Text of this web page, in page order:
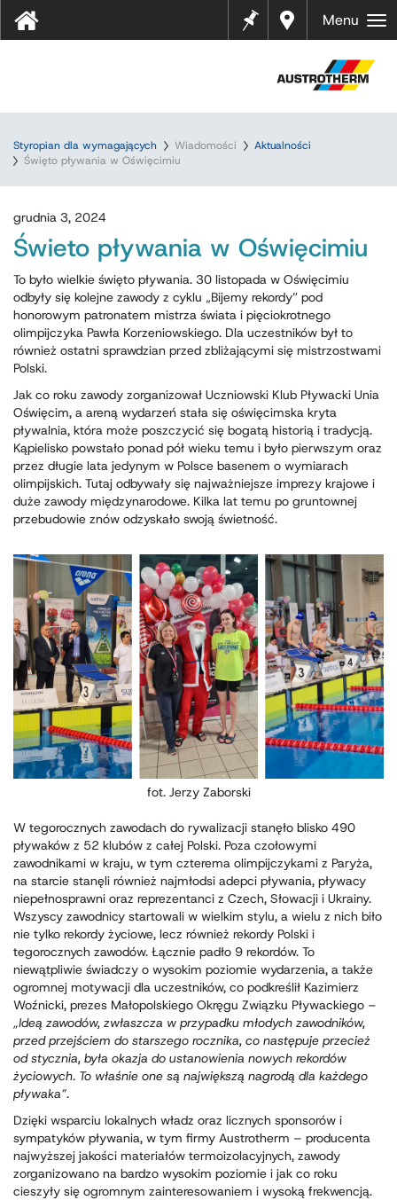
Gdzie
kupić
Notes
Menu
Styropian dla wymagających Wiadomości
Aktualności
Święto pływania w Oświęcimiu
grudnia 3, 2024
Świeto pływania w Oświęcimiu
To było wielkie święto pływania. 30 listopada w Oświęcimiu
odbyły się kolejne zawody z cyklu „Bijemy rekordy” pod
honorowym patronatem mistrza świata i pięciokrotnego
olimpijczyka Pawła Korzeniowskiego. Dla uczestników był to
również ostatni sprawdzian przed zbliżającymi się mistrzostwami
Polski.
Jak co roku zawody zorganizował Uczniowski Klub Pływacki Unia
Oświęcim, a areną wydarzeń stała się oświęcimska kryta
pływalnia, która może poszczycić się bogatą historią i tradycją.
Kąpielisko powstało ponad pół wieku temu i było pierwszym oraz
przez długie lata jedynym w Polsce basenem o wymiarach
olimpijskich. Tutaj odbywały się najważniejsze imprezy krajowe i
duże zawody międzynarodowe. Kilka lat temu po gruntownej
przebudowie znów odzyskało swoją świetność.
fot. Jerzy Zaborski
W tegorocznych zawodach do rywalizacji stanęło blisko 490
pływaków z 52 klubów z całej Polski. Poza czołowymi
zawodnikami w kraju, w tym czterema olimpijczykami z Paryża,
na starcie stanęli również najmłodsi adepci pływania, pływacy
niepełnosprawni oraz reprezentanci z Czech, Słowacji i Ukrainy.
Wszyscy zawodnicy startowali w wielkim stylu, a wielu z nich biło
nie tylko rekordy życiowe, lecz również rekordy Polski i
tegorocznych zawodów. Łącznie padło 9 rekordów. To
niewątpliwie świadczy o wysokim poziomie wydarzenia, a także
ogromnej motywacji dla uczestników, co podkreślił Kazimierz
Woźnicki, prezes Małopolskiego Okręgu Związku Pływackiego –
„Ideą zawodów, zwłaszcza w przypadku młodych zawodników,
przed przejściem do starszego rocznika, co następuje przecież
od stycznia, była okazja do ustanowienia nowych rekordów
życiowych. To właśnie one są największą nagrodą dla każdego
pływaka”.
Dzięki wsparciu lokalnych władz oraz licznych sponsorów i
sympatyków pływania, w tym firmy Austrotherm – producenta
najwyższej jakości materiałów termoizolacyjnych, zawody
zorganizowano na bardzo wysokim poziomie i jak co roku
cieszyły się ogromnym zainteresowaniem i wysoką frekwencją.